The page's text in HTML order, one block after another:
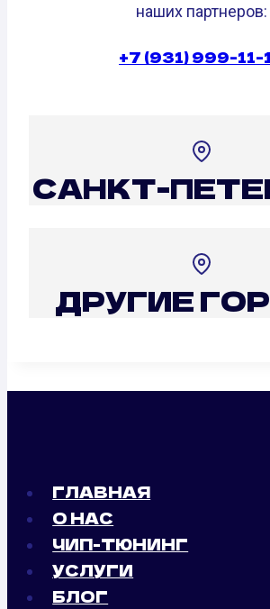
наших партнеров:
+7 (931) 999-11-
САНКТ-
ДРУГИЕ
ГЛАВНАЯ
О НАС
ЧИП-ТЮНИНГ
УСЛУГИ
БЛОГ